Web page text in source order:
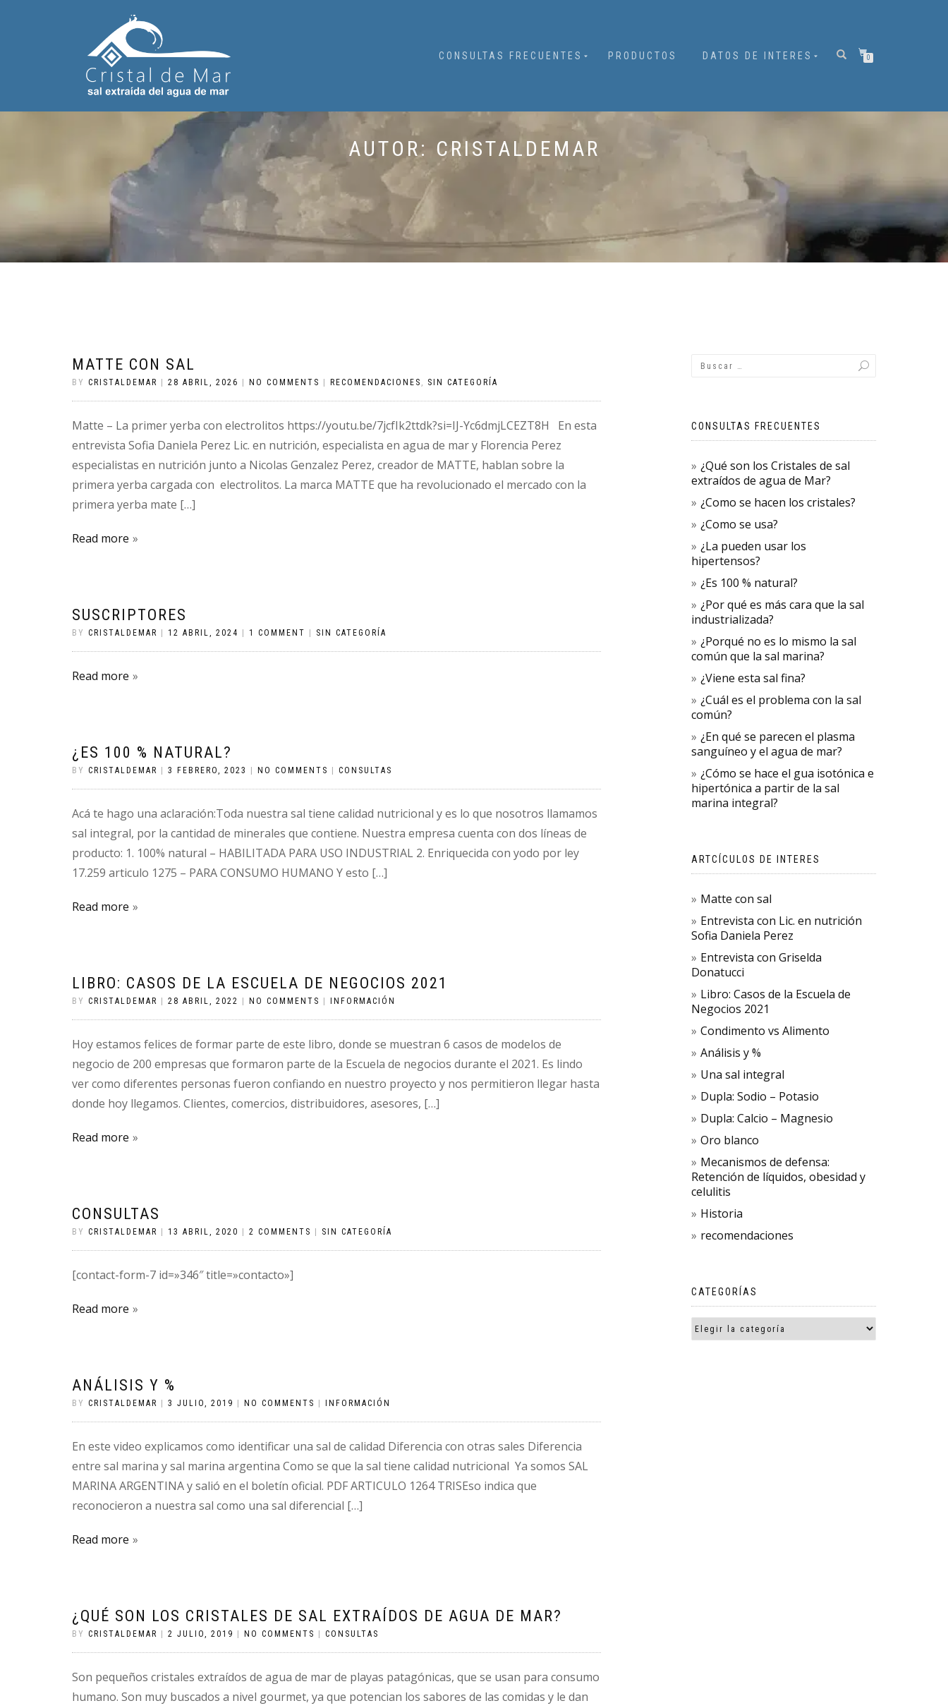
CONSULTAS FRECUENTES PRODUCTOS DATOS DE INTERES 0
AUTOR: CRISTALDEMAR
MATTE CON SAL
BY CRISTALDEMAR 28 ABRIL, 2026 NO COMMENTS RECOMENDACIONES , SIN CATEGORÍA
Matte – La primer yerba con electrolitos https://youtu.be/7jcfIk2ttdk?si=IJ-Yc6dmjLCEZT8H En esta
entrevista Sofia Daniela Perez Lic. en nutrición, especialista en agua de mar y Florencia Perez
especialistas en nutrición junto a Nicolas Genzalez Perez, creador de MATTE, hablan sobre la
primera yerba cargada con electrolitos. La marca MATTE que ha revolucionado el mercado con la
primera yerba mate […]
Read more
SUSCRIPTORES
BY CRISTALDEMAR 12 ABRIL, 2024 1 COMMENT SIN CATEGORÍA
Read more
¿ES 100 % NATURAL?
BY CRISTALDEMAR 3 FEBRERO, 2023 NO COMMENTS CONSULTAS
Acá te hago una aclaración:Toda nuestra sal tiene calidad nutricional y es lo que nosotros llamamos
sal integral, por la cantidad de minerales que contiene. Nuestra empresa cuenta con dos líneas de
producto: 1. 100% natural – HABILITADA PARA USO INDUSTRIAL 2. Enriquecida con yodo por ley
17.259 articulo 1275 – PARA CONSUMO HUMANO Y esto […]
Read more
LIBRO: CASOS DE LA ESCUELA DE NEGOCIOS 2021
BY CRISTALDEMAR 28 ABRIL, 2022 NO COMMENTS INFORMACIÓN
Hoy estamos felices de formar parte de este libro, donde se muestran 6 casos de modelos de
negocio de 200 empresas que formaron parte de la Escuela de negocios durante el 2021. Es lindo
ver como diferentes personas fueron confiando en nuestro proyecto y nos permitieron llegar hasta
donde hoy llegamos. Clientes, comercios, distribuidores, asesores, […]
Read more
CONSULTAS
BY CRISTALDEMAR 13 ABRIL, 2020 2 COMMENTS SIN CATEGORÍA
[contact-form-7 id=»346″ title=»contacto»]
Read more
ANÁLISIS Y %
BY CRISTALDEMAR 3 JULIO, 2019 NO COMMENTS INFORMACIÓN
En este video explicamos como identificar una sal de calidad Diferencia con otras sales Diferencia
entre sal marina y sal marina argentina Como se que la sal tiene calidad nutricional Ya somos SAL
MARINA ARGENTINA y salió en el boletín oficial. PDF ARTICULO 1264 TRISEso indica que
reconocieron a nuestra sal como una sal diferencial […]
Read more
¿QUÉ SON LOS CRISTALES DE SAL EXTRAÍDOS DE AGUA DE MAR?
BY CRISTALDEMAR 2 JULIO, 2019 NO COMMENTS CONSULTAS
Son pequeños cristales extraídos de agua de mar de playas patagónicas, que se usan para consumo
humano. Son muy buscados a nivel gourmet, ya que potencian los sabores de las comidas y le dan
CONSULTAS FRECUENTES
¿Qué son los Cristales de sal
extraídos de agua de Mar?
¿Como se hacen los cristales?
¿Como se usa?
¿La pueden usar los
hipertensos?
¿Es 100 % natural?
¿Por qué es más cara que la sal
industrializada?
¿Porqué no es lo mismo la sal
común que la sal marina?
¿Viene esta sal fina?
¿Cuál es el problema con la sal
común?
¿En qué se parecen el plasma
sanguíneo y el agua de mar?
¿Cómo se hace el gua isotónica e
hipertónica a partir de la sal
marina integral?
ARTCÍCULOS DE INTERES
Matte con sal
Entrevista con Lic. en nutrición
Sofia Daniela Perez
Entrevista con Griselda
Donatucci
Libro: Casos de la Escuela de
Negocios 2021
Condimento vs Alimento
Análisis y %
Una sal integral
Dupla: Sodio – Potasio
Dupla: Calcio – Magnesio
Oro blanco
Mecanismos de defensa:
Retención de líquidos, obesidad y
celulitis
Historia
recomendaciones
CATEGORÍAS